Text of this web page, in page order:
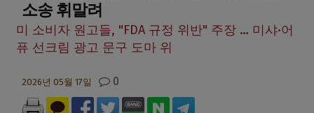
소송 휘말려
미 소비자 원고들, "FDA 규정 위반" 주장 … 미샤·어
퓨 선크림 광고 문구 도마 위
2026년 05월 17일 0